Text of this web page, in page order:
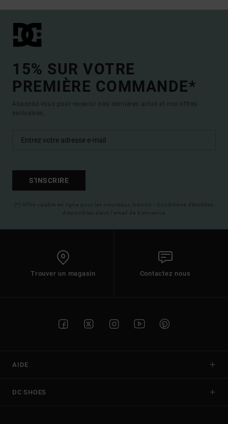
15% SUR VOTRE
PREMIÈRE COMMANDE*
Abonnez-vous pour recevoir nos dernières actus et nos offres
exclusives.
S'INSCRIRE
(*) Offre valable en ligne pour les nouveaux inscrits - Conditions détaillées
disponibles dans l'email de bienvenue
Trouver un magasin Contactez nous
AIDE
DC SHOES